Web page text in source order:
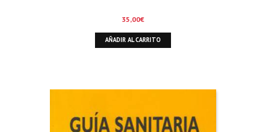
35,00€
AÑADIR AL CARRITO